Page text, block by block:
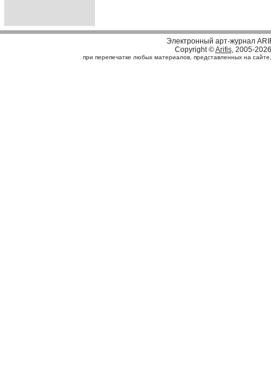
Электронный арт-журнал
Copyright ©Arifis, 2005-2026
при перепечатке любых материалов, представленных на